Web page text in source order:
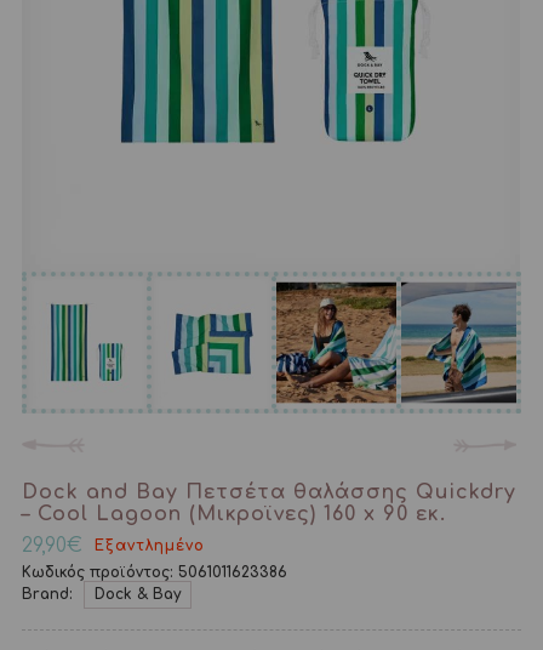
Dock and Bay Πετσέτα θαλάσσης Quickdry
– Cool Lagoon (Μικροϊνες) 160 x 90 εκ.
29,90€
Εξαντλημένο
Κωδικός προϊόντος: 5061011623386
Brand:
Dock & Bay